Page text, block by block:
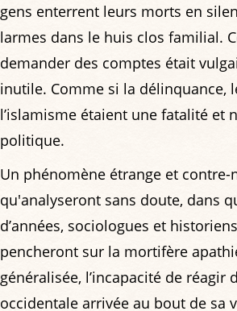
gens enterrent leurs morts en
larmes dans le huis clos familial.
demander des comptes était
inutile. Comme si la délinquance,
l’islamisme étaient une fatalité et
politique.
Un phénomène étrange et contre-
qu'analyseront sans doute, dans
d’années, sociologues et
pencheront sur la mortifère
généralisée, l’incapacité de réagir
occidentale arrivée au bout de sa